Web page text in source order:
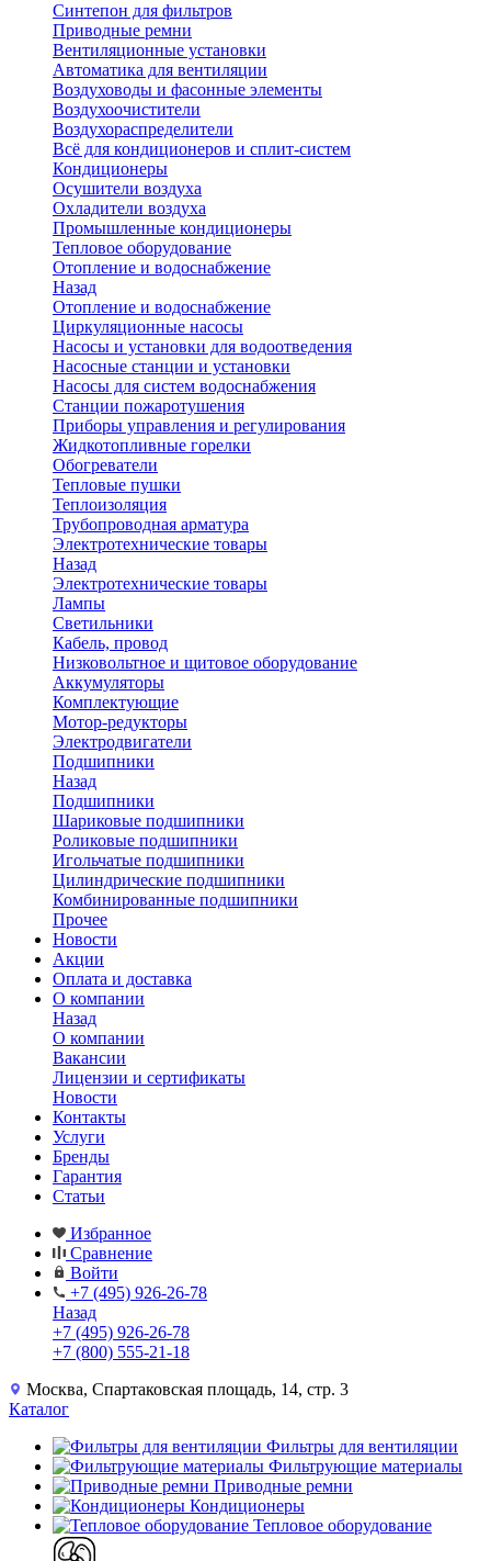
Синтепон для фильтров
Приводные ремни
Вентиляционные установки
Автоматика для вентиляции
Воздуховоды и фасонные элементы
Воздухоочистители
Воздухораспределители
Всё для кондиционеров и сплит-систем
Кондиционеры
Осушители воздуха
Охладители воздуха
Промышленные кондиционеры
Тепловое оборудование
Отопление и водоснабжение
Назад
Отопление и водоснабжение
Циркуляционные насосы
Насосы и установки для водоотведения
Насосные станции и установки
Насосы для систем водоснабжения
Станции пожаротушения
Приборы управления и регулирования
Жидкотопливные горелки
Обогреватели
Тепловые пушки
Теплоизоляция
Трубопроводная арматура
Электротехнические товары
Назад
Электротехнические товары
Лампы
Светильники
Кабель, провод
Низковольтное и щитовое оборудование
Аккумуляторы
Комплектующие
Мотор-редукторы
Электродвигатели
Подшипники
Назад
Подшипники
Шариковые подшипники
Роликовые подшипники
Игольчатые подшипники
Цилиндрические подшипники
Комбинированные подшипники
Прочее
Новости
Акции
Оплата и доставка
О компании
Назад
О компании
Вакансии
Лицензии и сертификаты
Новости
Контакты
Услуги
Бренды
Гарантия
Статьи
Избранное
Сравнение
Войти
+7 (495) 926-26-78
Назад
+7 (495) 926-26-78
+7 (800) 555-21-18
Москва, Спартаковская площадь, 14, стр. 3
Каталог
Фильтры для вентиляции
Фильтрующие материалы
Приводные ремни
Кондиционеры
Тепловое оборудование